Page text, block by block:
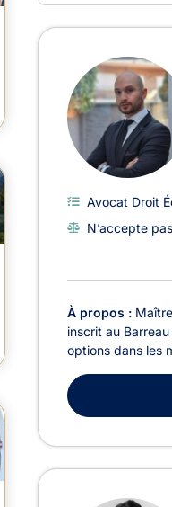
Avocats
Avocat Droit
N’accepte
À propos :
inscrit au
options dans les